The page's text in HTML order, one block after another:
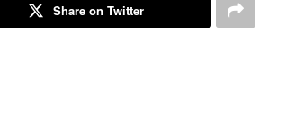
Share on Twitter